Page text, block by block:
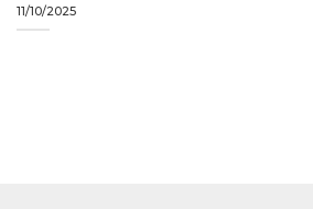
11/10/2025